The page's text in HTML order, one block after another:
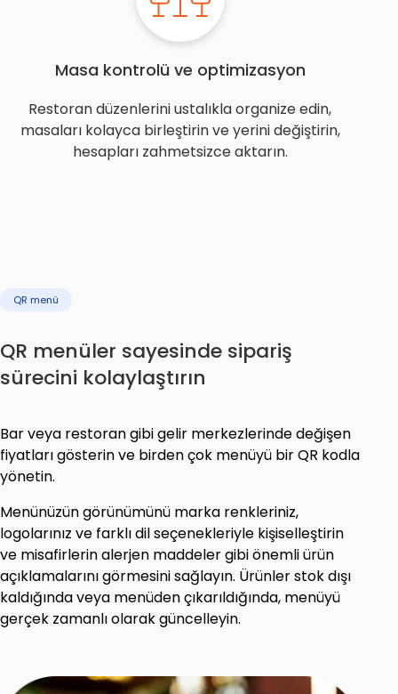
Masa kontrolü ve optimizasyon
Restoran düzenlerini ustalıkla organize edin,
masaları kolayca birleştirin ve yerini değiştirin,
hesapları zahmetsizce aktarın.
QR menü
QR menüler sayesinde sipariş
sürecini kolaylaştırın
Bar veya restoran gibi gelir merkezlerinde değişen
fiyatları gösterin ve birden çok menüyü bir QR kodla
yönetin.
Menünüzün görünümünü marka renkleriniz,
logolarınız ve farklı dil seçenekleriyle kişiselleştirin
ve misafirlerin alerjen maddeler gibi önemli ürün
açıklamalarını görmesini sağlayın. Ürünler stok dışı
kaldığında veya menüden çıkarıldığında, menüyü
gerçek zamanlı olarak güncelleyin.